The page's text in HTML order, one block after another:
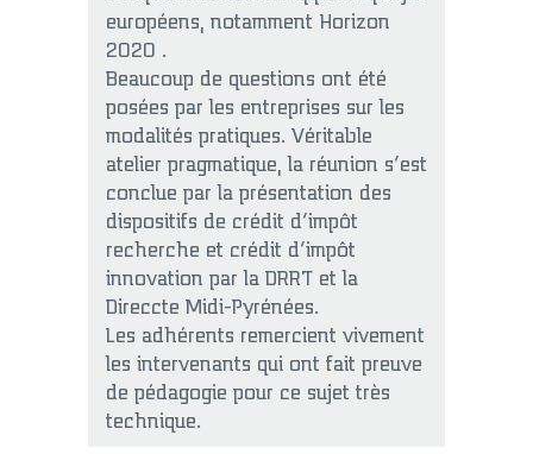
européens, notamment Horizon
2020 .
Beaucoup de questions ont été
posées par les entreprises sur les
modalités pratiques. Véritable
atelier pragmatique, la réunion s’est
conclue par la présentation des
dispositifs de crédit d’impôt
recherche et crédit d’impôt
innovation par la DRRT et la
Direccte Midi-Pyrénées.
Les adhérents remercient vivement
les intervenants qui ont fait preuve
de pédagogie pour ce sujet très
technique.